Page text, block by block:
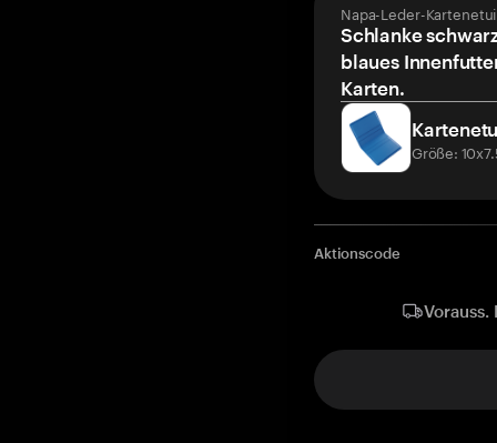
Napa-Leder-
Schlanke
blaues
Karten.
Größe:
Aktionscode